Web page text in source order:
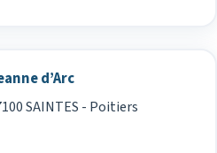
d’Arc
SAINTES - Poitiers